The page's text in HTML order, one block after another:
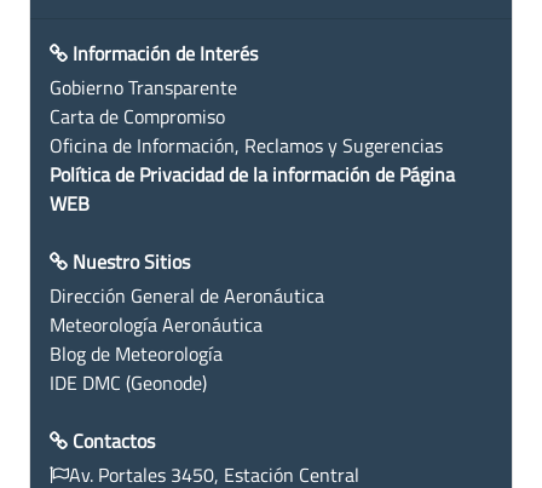
Información de Interés
Gobierno Transparente
Carta de Compromiso
Oficina de Información, Reclamos y Sugerencias
Política de Privacidad de la información de Página
WEB
Nuestro Sitios
Dirección General de Aeronáutica
Meteorología Aeronáutica
Blog de Meteorología
IDE DMC (Geonode)
Contactos
Av. Portales 3450, Estación Central